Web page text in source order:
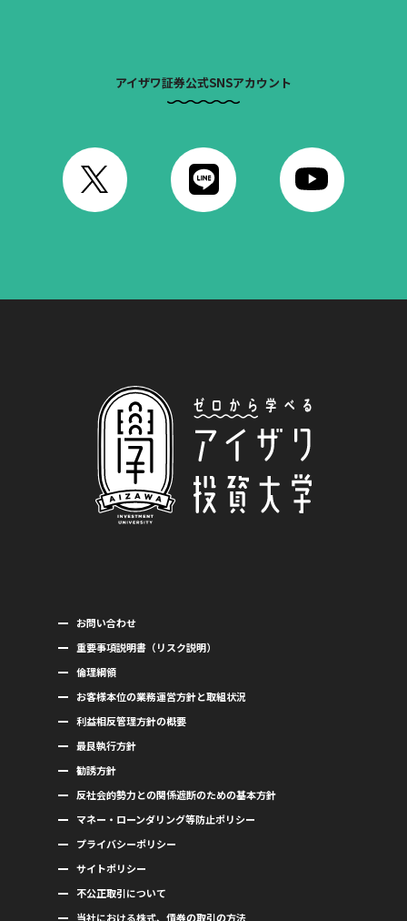
アイザワ証券公式SNSアカウント
お問い合わせ
重要事項説明書（リスク説明）
倫理綱領
お客様本位の業務運営方針と取組状況
利益相反管理方針の概要
最良執行方針
勧誘方針
反社会的勢力との関係遮断のための基本方針
マネー・ローンダリング等防止ポリシー
プライバシーポリシー
サイトポリシー
不公正取引について
当社における株式、債券の取引の方法